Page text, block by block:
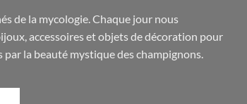
de la mycologie. Chaque jour nous
,accessoireset objets dedécoration pour
la beauté mystique des champignons.